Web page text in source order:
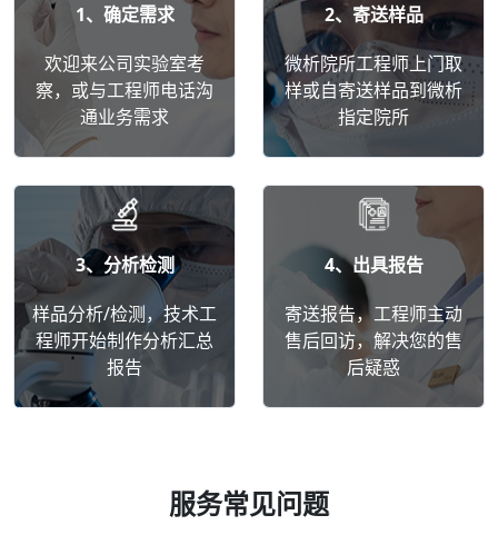
1、确定需求
欢迎来公司实验室考
察，或与工程师电话沟
通业务需求
2、寄送样品
微析院所工程师上门取
样或自寄送样品到微析
指定院所
3、分析检测
样品分析/检测，技术工
程师开始制作分析汇总
报告
4、出具报告
寄送报告，工程师主动
售后回访，解决您的售
后疑惑
服务常见问题